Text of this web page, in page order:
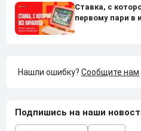
Ставка, с
первому пари в
Нашли ошибку? Сообщите нам
Подпишись на наши